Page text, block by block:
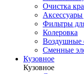
Очистка
Фильтры
Колеровка
Воздушные
Сменные
Кузовное
Кузовное